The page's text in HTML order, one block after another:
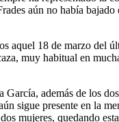
aún no había bajado
aquel 18 de marzo del
muy habitual en
además de los
sigue presente en la
mujeres, quedando